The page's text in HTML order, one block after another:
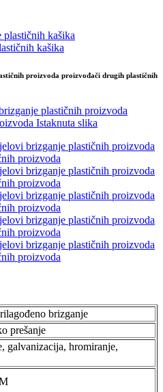
kašika
proizvoda proizvođači drugih plastičnih
brizganje
prešanje
galvanizacija, hromiranje,